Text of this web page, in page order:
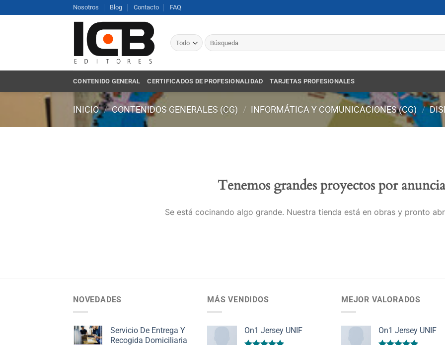
al
Nosotros Blog Contacto FAQ
Buscar
por:
CONTENIDO GENERAL CERTIFICADOS DE PROFESIONALIDAD TARJETAS PROFESIONALES
INICIO / CONTENIDOS GENERALES (CG) / INFORMÁTICA Y COMUNICACIONES (CG) /
Tenemos grandes proyectos por
Se está cocinando algo grande. Nuestra tienda está en obras y pronto
NOVEDADES
Servicio De Entrega Y
Recogida Domiciliaria
MÁS VENDIDOS
On1 Jersey UNIF
MEJOR VALORADOS
On1 Jersey UNIF